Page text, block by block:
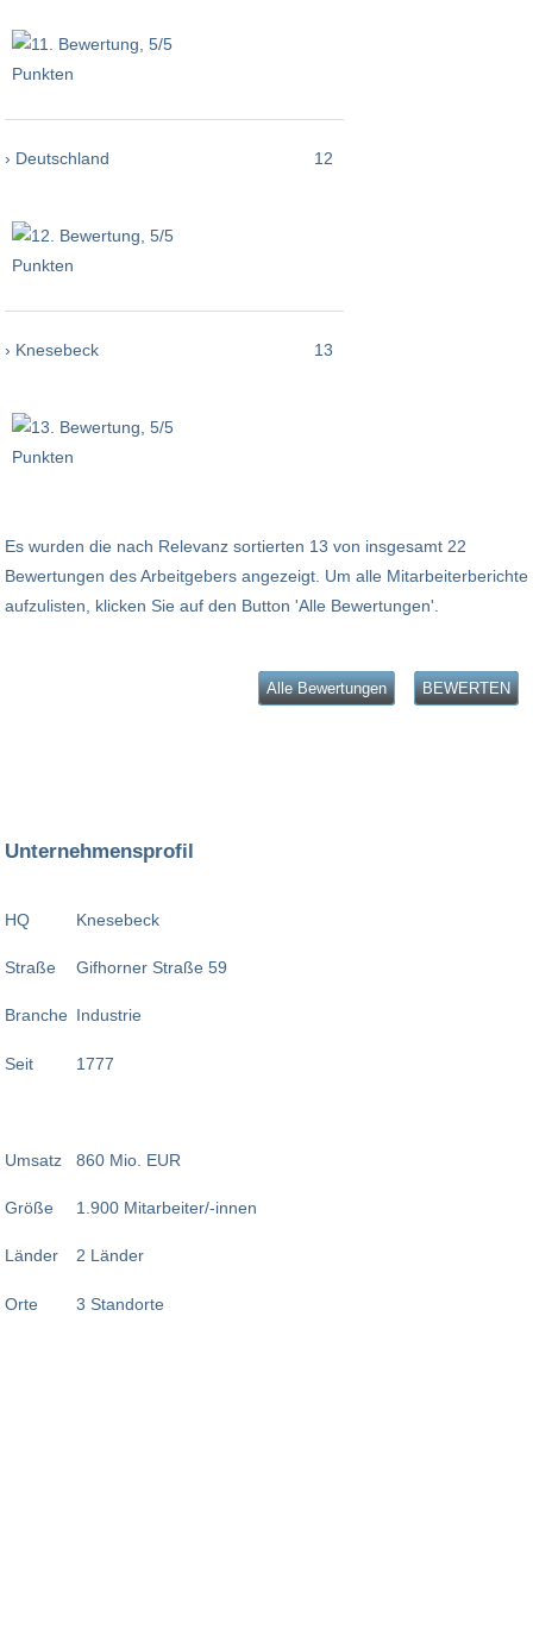
› Deutschland 12
› Knesebeck 13
Es wurden die nach Relevanz sortierten 13 von insgesamt 22
Bewertungen des Arbeitgebers angezeigt. Um alle Mitarbeiterberichte
aufzulisten, klicken Sie auf den Button 'Alle Bewertungen'.
Alle Bewertungen BEWERTEN
Unternehmensprofil
HQ
Straße
Branche
Seit
Umsatz
Größe
Länder
Orte
Knesebeck
Gifhorner Straße 59
Industrie
1777
860 Mio. EUR
1.900 Mitarbeiter/-innen
2 Länder
3 Standorte